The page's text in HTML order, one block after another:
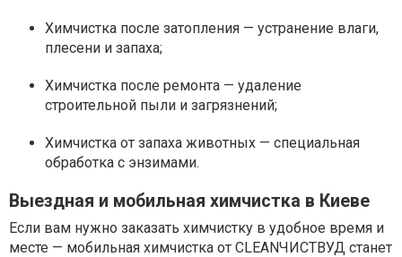
Химчистка после затопления — устранение влаги,
плесени и запаха;
Химчистка после ремонта — удаление
строительной пыли и загрязнений;
Химчистка от запаха животных — специальная
обработка с энзимами.
Выездная и мобильная химчистка в Киеве
Если вам нужно заказать химчистку в удобное время и
месте — мобильная химчистка от CLEANЧИСТВУД станет